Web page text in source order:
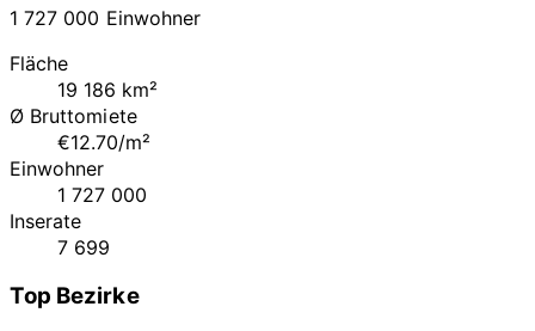
1 727 000 Einwohner
Fläche
19 186 km²
Ø Bruttomiete
€12.70/m²
Einwohner
1 727 000
Inserate
7 699
Top Bezirke